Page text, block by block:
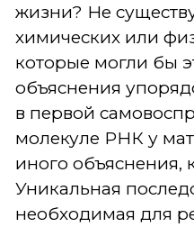
жизни? Не
химических или
которые могли бы
объяснения
в первой
молекуле РНК у
иного объяснения,
Уникальная
необходимая для